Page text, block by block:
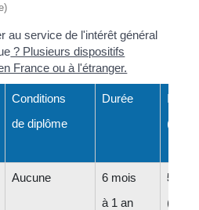
au service de l'intérêt général
? Plusieurs dispositifs
France ou à l'étranger.
Conditions
de diplôme
Durée
Aucune
6 mois
à 1 an
(+